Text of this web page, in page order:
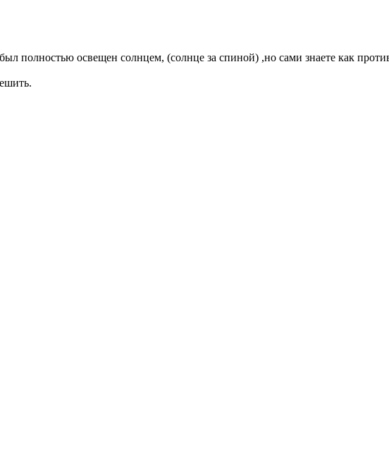
полностью освещен солнцем, (солнце за спиной) ,но сами знаете как